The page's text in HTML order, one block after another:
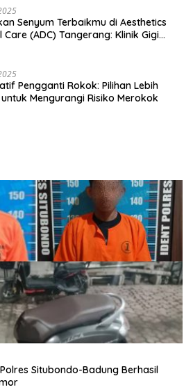
Senyum Terbaikmu di Aesthetics
Care (ADC) Tangerang: Klinik Gigi
Pengganti Rokok: Pilihan Lebih
Mengurangi Risiko Merokok
Situbondo-Badung Berhasil